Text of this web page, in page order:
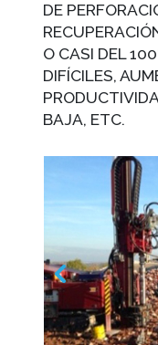
DE
O CASI DEL
DIFÍCILES,
BAJA, ETC.